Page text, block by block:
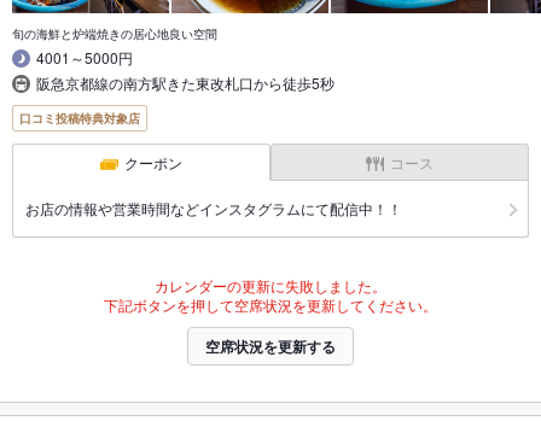
旬の海鮮と炉端焼きの居心地良い空間
4001～5000円
阪急京都線の南方駅きた東改札口から徒歩5秒
口コミ投稿特典対象店
クーポン コース
お店の情報や営業時間などインスタグラムにて配信中！！
カレンダーの更新に失敗しました。
下記ボタンを押して空席状況を更新してください。
空席状況を更新する